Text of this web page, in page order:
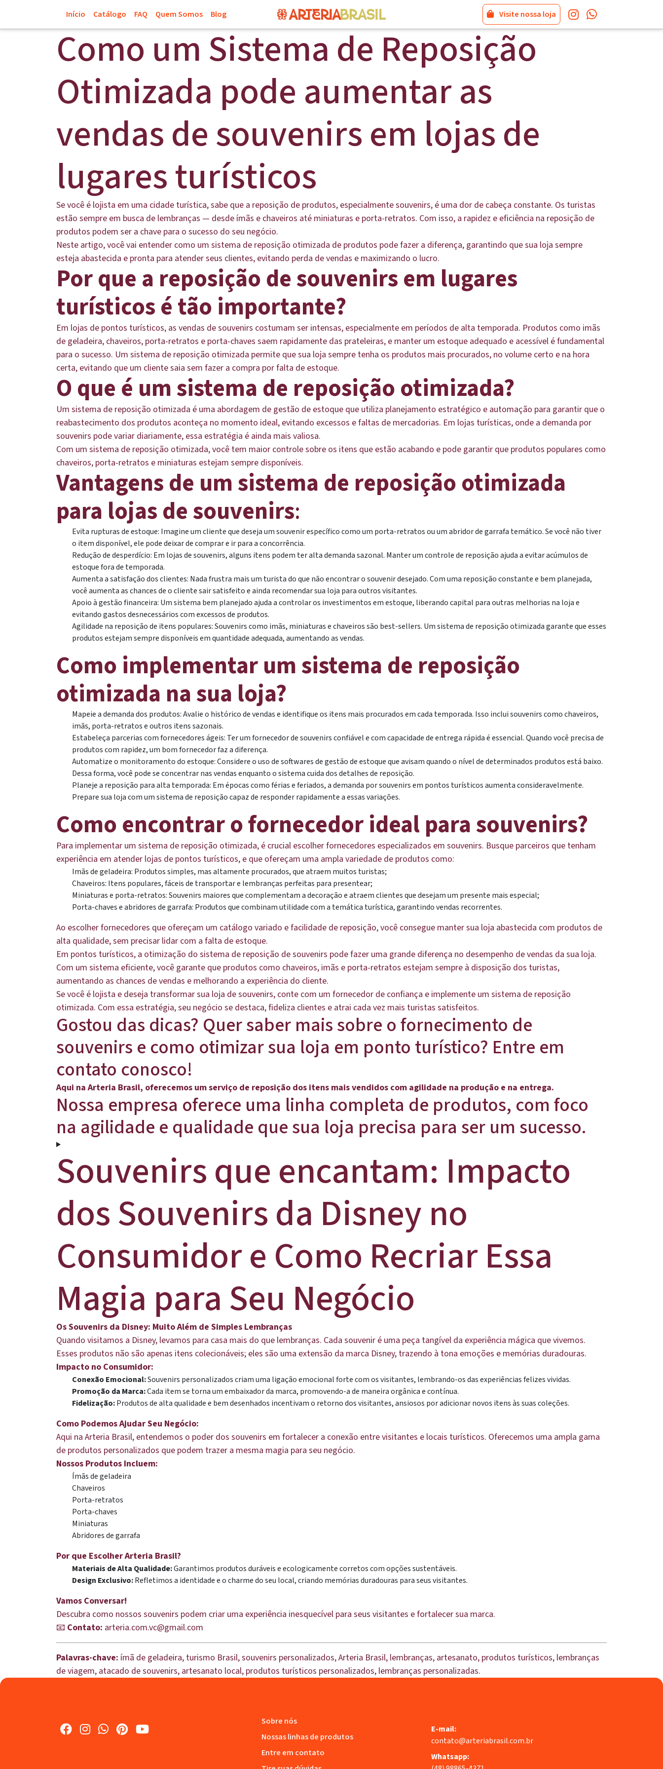
Início Catálogo FAQ Quem Somos Blog Visite nossa loja
Como um Sistema de Reposição
Otimizada pode aumentar as
vendas de souvenirs em lojas de
lugares turísticos
Se você é lojista em uma cidade turística, sabe que a reposição de produtos, especialmente souvenirs, é uma dor de cabeça constante. Os turistas
estão sempre em busca de lembranças — desde ímãs e chaveiros até miniaturas e porta-retratos. Com isso, a rapidez e eficiência na reposição de
produtos podem ser a chave para o sucesso do seu negócio.
Neste artigo, você vai entender como um sistema de reposição otimizada de produtos pode fazer a diferença, garantindo que sua loja sempre
esteja abastecida e pronta para atender seus clientes, evitando perda de vendas e maximizando o lucro.
Por que a reposição de souvenirs em lugares
turísticos é tão importante?
Em lojas de pontos turísticos, as vendas de souvenirs costumam ser intensas, especialmente em períodos de alta temporada. Produtos como imãs
de geladeira, chaveiros, porta-retratos e porta-chaves saem rapidamente das prateleiras, e manter um estoque adequado e acessível é fundamental
para o sucesso. Um sistema de reposição otimizada permite que sua loja sempre tenha os produtos mais procurados, no volume certo e na hora
certa, evitando que um cliente saia sem fazer a compra por falta de estoque.
O que é um sistema de reposição otimizada?
Um sistema de reposição otimizada é uma abordagem de gestão de estoque que utiliza planejamento estratégico e automação para garantir que o
reabastecimento dos produtos aconteça no momento ideal, evitando excessos e faltas de mercadorias. Em lojas turísticas, onde a demanda por
souvenirs pode variar diariamente, essa estratégia é ainda mais valiosa.
Com um sistema de reposição otimizada, você tem maior controle sobre os itens que estão acabando e pode garantir que produtos populares como
chaveiros, porta-retratos e miniaturas estejam sempre disponíveis.
Vantagens de um sistema de reposição otimizada
para lojas de souvenirs:
Evita rupturas de estoque: Imagine um cliente que deseja um souvenir específico como um porta-retratos ou um abridor de garrafa temático. Se você não tiver
o item disponível, ele pode deixar de comprar e ir para a concorrência.
Redução de desperdício: Em lojas de souvenirs, alguns itens podem ter alta demanda sazonal. Manter um controle de reposição ajuda a evitar acúmulos de
estoque fora de temporada.
Aumenta a satisfação dos clientes: Nada frustra mais um turista do que não encontrar o souvenir desejado. Com uma reposição constante e bem planejada,
você aumenta as chances de o cliente sair satisfeito e ainda recomendar sua loja para outros visitantes.
Apoio à gestão financeira: Um sistema bem planejado ajuda a controlar os investimentos em estoque, liberando capital para outras melhorias na loja e
evitando gastos desnecessários com excessos de produtos.
Agilidade na reposição de itens populares: Souvenirs como imãs, miniaturas e chaveiros são best-sellers. Um sistema de reposição otimizada garante que esses
produtos estejam sempre disponíveis em quantidade adequada, aumentando as vendas.
Como implementar um sistema de reposição
otimizada na sua loja?
Mapeie a demanda dos produtos: Avalie o histórico de vendas e identifique os itens mais procurados em cada temporada. Isso inclui souvenirs como chaveiros,
imãs, porta-retratos e outros itens sazonais.
Estabeleça parcerias com fornecedores ágeis: Ter um fornecedor de souvenirs confiável e com capacidade de entrega rápida é essencial. Quando você precisa de
produtos com rapidez, um bom fornecedor faz a diferença.
Automatize o monitoramento do estoque: Considere o uso de softwares de gestão de estoque que avisam quando o nível de determinados produtos está baixo.
Dessa forma, você pode se concentrar nas vendas enquanto o sistema cuida dos detalhes de reposição.
Planeje a reposição para alta temporada: Em épocas como férias e feriados, a demanda por souvenirs em pontos turísticos aumenta consideravelmente.
Prepare sua loja com um sistema de reposição capaz de responder rapidamente a essas variações.
Como encontrar o fornecedor ideal para souvenirs?
Para implementar um sistema de reposição otimizada, é crucial escolher fornecedores especializados em souvenirs. Busque parceiros que tenham
experiência em atender lojas de pontos turísticos, e que ofereçam uma ampla variedade de produtos como:
Imãs de geladeira: Produtos simples, mas altamente procurados, que atraem muitos turistas;
Chaveiros: Itens populares, fáceis de transportar e lembranças perfeitas para presentear;
Miniaturas e porta-retratos: Souvenirs maiores que complementam a decoração e atraem clientes que desejam um presente mais especial;
Porta-chaves e abridores de garrafa: Produtos que combinam utilidade com a temática turística, garantindo vendas recorrentes.
Ao escolher fornecedores que ofereçam um catálogo variado e facilidade de reposição, você consegue manter sua loja abastecida com produtos de
alta qualidade, sem precisar lidar com a falta de estoque.
Em pontos turísticos, a otimização do sistema de reposição de souvenirs pode fazer uma grande diferença no desempenho de vendas da sua loja.
Com um sistema eficiente, você garante que produtos como chaveiros, imãs e porta-retratos estejam sempre à disposição dos turistas,
aumentando as chances de vendas e melhorando a experiência do cliente.
Se você é lojista e deseja transformar sua loja de souvenirs, conte com um fornecedor de confiança e implemente um sistema de reposição
otimizada. Com essa estratégia, seu negócio se destaca, fideliza clientes e atrai cada vez mais turistas satisfeitos.
Gostou das dicas? Quer saber mais sobre o fornecimento de
souvenirs e como otimizar sua loja em ponto turístico? Entre em
contato conosco!
Aqui na Arteria Brasil, oferecemos um serviço de reposição dos itens mais vendidos com agilidade na produção e na entrega.
Nossa empresa oferece uma linha completa de produtos, com foco
na agilidade e qualidade que sua loja precisa para ser um sucesso.
Souvenirs que encantam: Impacto
dos Souvenirs da Disney no
Consumidor e Como Recriar Essa
Magia para Seu Negócio
Os Souvenirs da Disney: Muito Além de Simples Lembranças
Quando visitamos a Disney, levamos para casa mais do que lembranças. Cada souvenir é uma peça tangível da experiência mágica que vivemos.
Esses produtos não são apenas itens colecionáveis; eles são uma extensão da marca Disney, trazendo à tona emoções e memórias duradouras.
Impacto no Consumidor:
Conexão Emocional:Souvenirs personalizados criam uma ligação emocional forte com os visitantes, lembrando-os das experiências felizes vividas.
Promoção da Marca:Cada item se torna um embaixador da marca, promovendo-a de maneira orgânica e contínua.
Fidelização:Produtos de alta qualidade e bem desenhados incentivam o retorno dos visitantes, ansiosos por adicionar novos itens às suas coleções.
Como Podemos Ajudar Seu Negócio:
Aqui na Arteria Brasil, entendemos o poder dos souvenirs em fortalecer a conexão entre visitantes e locais turísticos. Oferecemos uma ampla gama
de produtos personalizados que podem trazer a mesma magia para seu negócio.
Nossos Produtos Incluem:
Ímãs de geladeira
Chaveiros
Porta-retratos
Porta-chaves
Miniaturas
Abridores de garrafa
Por que Escolher Arteria Brasil?
Materiais de Alta Qualidade:Garantimos produtos duráveis e ecologicamente corretos com opções sustentáveis.
Design Exclusivo:Refletimos a identidade e o charme do seu local, criando memórias duradouras para seus visitantes.
Vamos Conversar!
Descubra como nossos souvenirs podem criar uma experiência inesquecível para seus visitantes e fortalecer sua marca.
📧 Contato: arteria.com.vc@gmail.com
Palavras-chave: ímã de geladeira, turismo Brasil, souvenirs personalizados, Arteria Brasil, lembranças, artesanato, produtos turísticos, lembranças
de viagem, atacado de souvenirs, artesanato local, produtos turísticos personalizados, lembranças personalizadas.
Sobre nós
Nossas linhas de produtos
Entre em contato
E-mail:
contato@arteriabrasil.com.br
Whatsapp: